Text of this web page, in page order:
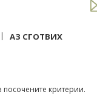
| АЗ СГОТВИХ
критерии.